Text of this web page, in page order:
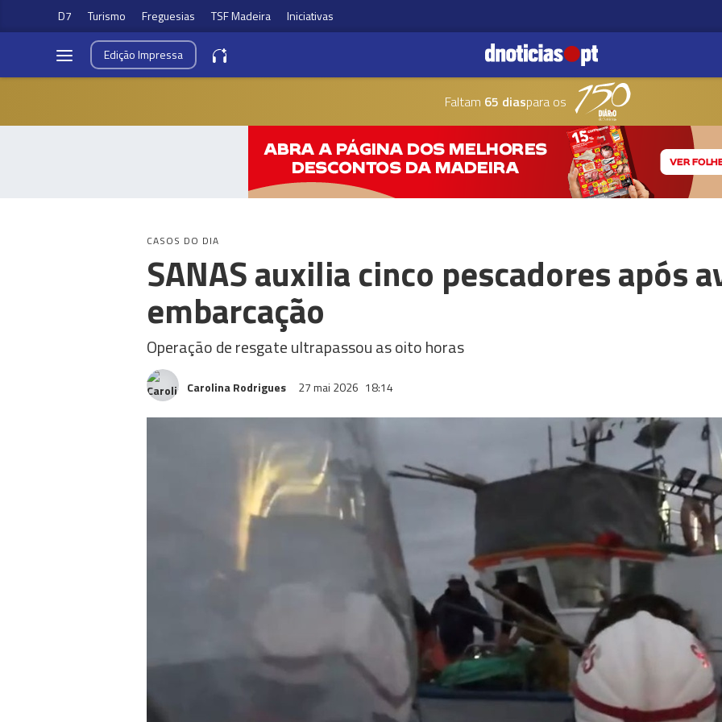
D7 Turismo Freguesias TSF Madeira Iniciativas
EdiçãoImpressa
Faltam 65 diaspara os
CASOS DO DIA
SANAS auxilia cinco pescadores após
embarcação
Operação de resgate ultrapassou as oito horas
Carolina Rodrigues 27 mai 2026 18:14